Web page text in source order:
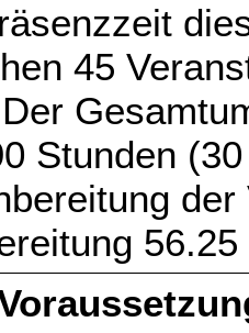
45
Stunden